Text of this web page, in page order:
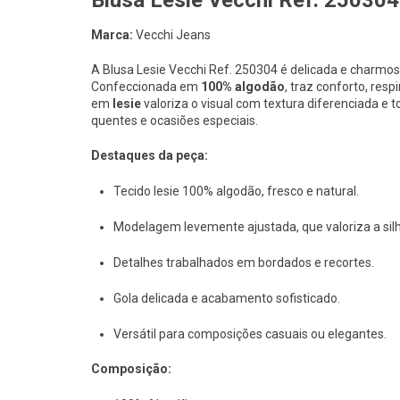
Marca: Vecchi Jeans
A Blusa Lesie Vecchi Ref. 250304 é delicada e
Confeccionada em 100% algodão, traz conforto,
em lesievaloriza o visual com textura diferenciada e
quentes e ocasiões especiais.
Destaques da peça:
Tecido lesie 100% algodão, fresco e natural.
Modelagem levemente ajustada, que valoriza a
Detalhes trabalhados em bordados e recortes.
Gola delicada e acabamento sofisticado.
Versátil para composições casuais ou elegantes.
Composição: